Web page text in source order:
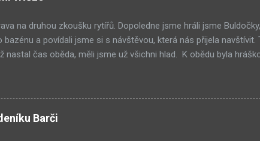
se klepu. Po vodě jsme se šly převléct do chatky. Už mi je dobře.
jsme př...
na druhou zkoušku rytířů. Dopoledne jsme hráli jsme
a povídali jsme si s návštěvou, která nás přijela navštívit.
nastal čas oběda, měli jsme už všichni hlad. K obědu byla
a tam nám oznámili, že půjdeme hrát vlajkovanou. Vzali jsme
Je to jedna z drsnějších her tady v táboře, ale nás hodně baví.
výběr ze šesti jídel, takže každý si dal to na co měl chuť. Večer
posledním, tedy čtvrtém místě, se umístili Jiříšovci, na třetím
Barči